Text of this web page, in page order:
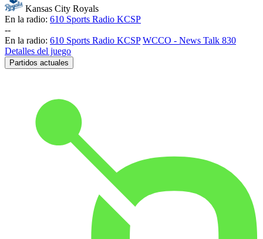
Kansas City Royals
En la radio: 610 Sports Radio KCSP
--
En la radio: 610 Sports Radio KCSP WCCO - News Talk 830
Detalles del juego
Partidos actuales